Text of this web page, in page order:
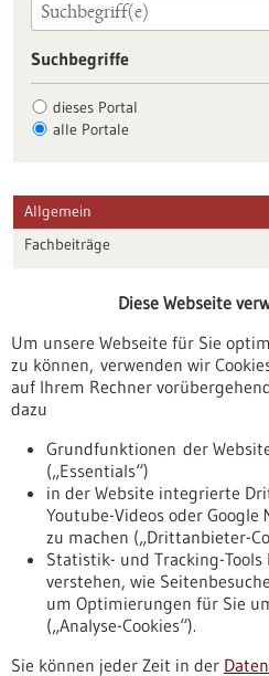
Suchbegriffe
dieses Portal
alle Portale
Allgemein
Fachbeiträge
Veranstaltungen
Erscheinungsdatum
Nach oben
Diese Webseite
Um unsere Webseite für Sie
zu können, verwenden wir
auf Ihrem Rechner
dazu
Grundfunktionen der
(„Essentials“)
in der Website integrierte
Youtube-Videos oder
zu machen („Drittanbieter-
Statistik- und Tracking-
verstehen, wie
um Optimierungen für Sie
(„Analyse-Cookies“).
Sie können jeder Zeit in der